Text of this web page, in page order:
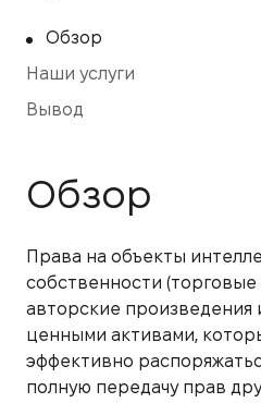
Обзор
Наши услуги
Вывод
Обзор
Права на объекты
собственности
авторские произведения
ценными активами,
эффективно
полную передачу прав